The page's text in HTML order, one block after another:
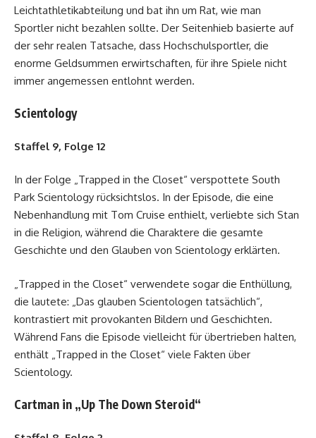
Leichtathletikabteilung und bat ihn um Rat, wie man
Sportler nicht bezahlen sollte. Der Seitenhieb basierte auf
der sehr realen Tatsache, dass Hochschulsportler, die
enorme Geldsummen erwirtschaften, für ihre Spiele nicht
immer angemessen entlohnt werden.
Scientology
Staffel 9, Folge 12
In der Folge „Trapped in the Closet“ verspottete South
Park Scientology rücksichtslos. In der Episode, die eine
Nebenhandlung mit Tom Cruise enthielt, verliebte sich Stan
in die Religion, während die Charaktere die gesamte
Geschichte und den Glauben von Scientology erklärten.
„Trapped in the Closet“ verwendete sogar die Enthüllung,
die lautete: „Das glauben Scientologen tatsächlich“,
kontrastiert mit provokanten Bildern und Geschichten.
Während Fans die Episode vielleicht für übertrieben halten,
enthält „Trapped in the Closet“ viele Fakten über
Scientology.
Cartman in „Up The Down Steroid“